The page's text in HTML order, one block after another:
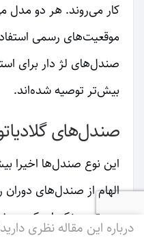
کار می‌روند. هر دو مدل
موقعیت‌های رسمی
صندل‌های لژ دار برای
بیش‌تر توصیه شده‌اند.
صندل‌های
این نوع صندل‌ها اخیرا
الهام از صندل‌های
مهم‌ترین نکته‌ای که در
درباره این مقاله نظری